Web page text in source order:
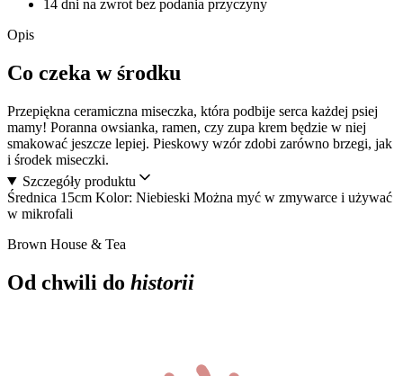
14 dni na zwrot bez podania przyczyny
Opis
Co czeka w środku
Przepiękna ceramiczna miseczka, która podbije serca każdej psiej
mamy! Poranna owsianka, ramen, czy zupa krem będzie w niej
smakować jeszcze lepiej. Pieskowy wzór zdobi zarówno brzegi, jak
i środek miseczki.
Szczegóły produktu
Średnica 15cm Kolor: Niebieski Można myć w zmywarce i używać
w mikrofali
Brown House & Tea
Od chwili do historii